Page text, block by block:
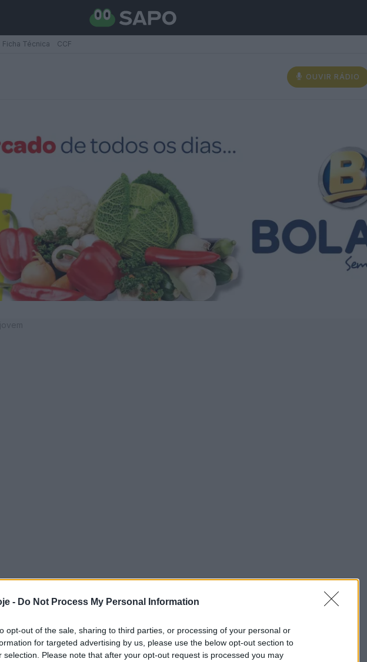
- Do Not Process My Personal Information
opt-out of the sale, sharing to third parties, or processing of your personal or
for targeted advertising by us, please use the below opt-out section to
selection. Please note that after your opt-out request is processed you may
Ficha Técnica CCF
OUVIR RÁDIO